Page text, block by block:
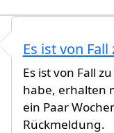
Rückmeldung
Es ist von
Es ist von Fall
habe, erhalten
ein Paar
Rückmeldung.